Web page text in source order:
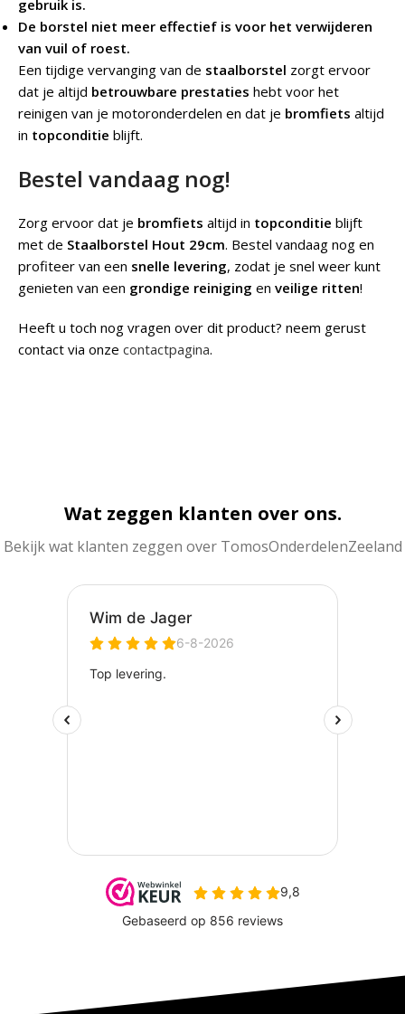
gebruik is.
De borstel niet meer effectief is voor het verwijderen
van vuil of roest.
Een tijdige vervanging van de staalborstel zorgt ervoor
dat je altijd betrouwbare prestaties hebt voor het
reinigen van je motoronderdelen en dat je bromfiets altijd
in topconditie blijft.
Bestel vandaag nog!
Zorg ervoor dat je bromfiets altijd in topconditie blijft
met de Staalborstel Hout 29cm. Bestel vandaag nog en
profiteer van een snelle levering, zodat je snel weer kunt
genieten van een grondige reiniging en veilige ritten!
Heeft u toch nog vragen over dit product? neem gerust
contact via onze contactpagina.
Wat zeggen klanten over ons.
Bekijk wat klanten zeggen over TomosOnderdelenZeeland